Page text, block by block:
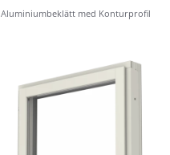
Aluminiumbeklätt med Konturprofil